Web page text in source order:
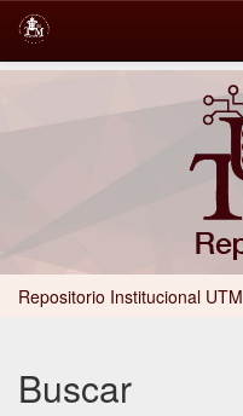
Repositorio Institucional UTM
Buscar